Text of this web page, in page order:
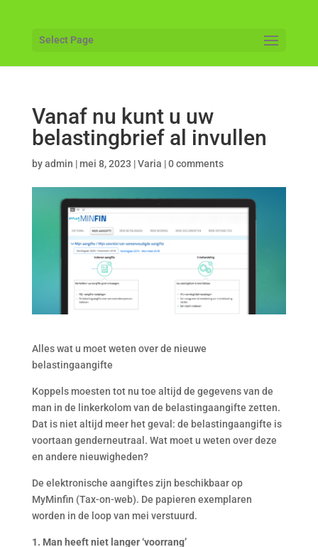
Select Page
Vanaf nu kunt u uw
belastingbrief al invullen
byadmin |mei 8, 2023 |Varia |0 comments
Alles wat u moet weten over de nieuwe
belastingaangifte
Koppels moesten tot nu toe altijd de gegevens van de
man in de linkerkolom van de belastingaangifte zetten.
Dat is niet altijd meer het geval: de belastingaangifte is
voortaan genderneutraal. Wat moet u weten over deze
en andere nieuwigheden?
De elektronische aangiftes zijn beschikbaar op
MyMinfin (Tax-on-web). De papieren exemplaren
worden in de loop van mei verstuurd.
1. Man heeft niet langer ‘voorrang’